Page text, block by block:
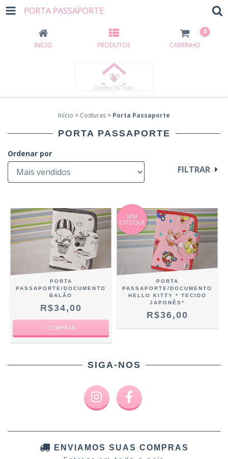
PORTA PASSAPORTE
INÍCIO PRODUTOS CARRINHO
0
Início > Costuras > Porta Passaporte
PORTA PASSAPORTE
Ordenar por
FILTRAR
PORTA
PASSAPORTE/DOCUMENTO
BALÃO
R$34,00
SEM
ESTOQUE
PORTA
PASSAPORTE/DOCUMENTO
HELLO KITTY * TECIDO
JAPONÊS*
R$36,00
SIGA-NOS
ENVIAMOS SUAS COMPRAS